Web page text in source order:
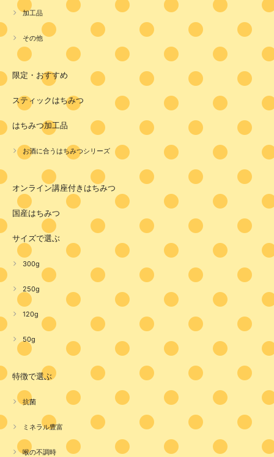
加工品
その他
限定・おすすめ
スティックはちみつ
はちみつ加工品
お酒に合うはちみつシリーズ
オンライン講座付きはちみつ
国産はちみつ
サイズで選ぶ
300g
250g
120g
50g
特徴で選ぶ
抗菌
ミネラル豊富
喉の不調時